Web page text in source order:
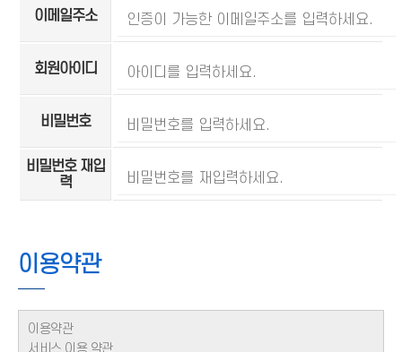
이메일주소
회원아이디
비밀번호
비밀번호 재입
력
이용약관
이용약관
서비스 이용 약관